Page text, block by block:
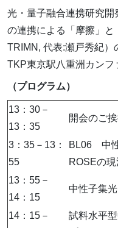
光・量子融合連携研究
の連携による「摩擦」
TRIMN, 代表:瀬戸秀紀）
TKP東京駅八重洲カンフ
（プログラム）
13：30－
13：35
開会のご
3：35－13：
55
BL06 中
ROSEの現
13：55－
14：15
中性子集
14：15－
試料水平